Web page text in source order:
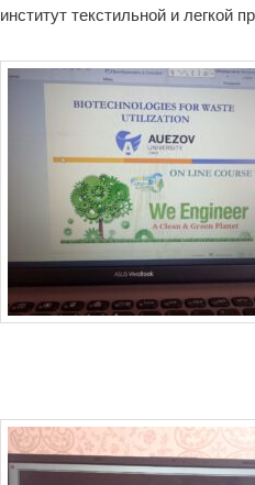
институт текстильной и легкой